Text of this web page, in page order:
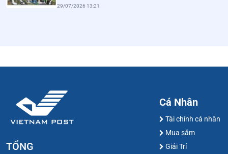
29/07/2026 13:21
TỔNG
Cá Nhân
Tài chính cá nhân
Mua sắm
Giải Trí